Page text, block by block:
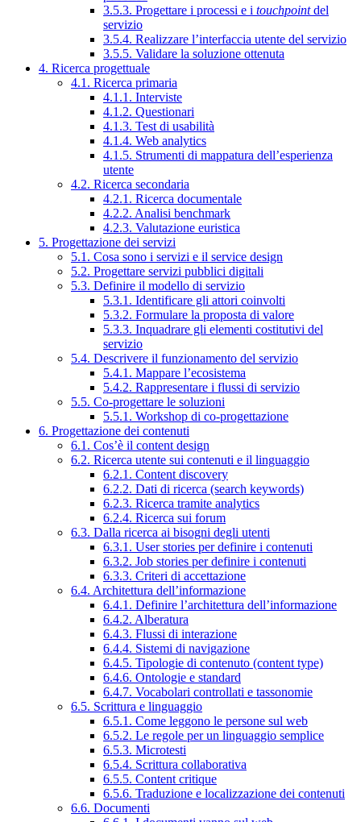
3.5.3. Progettare i processi e i touchpointdel
servizio
3.5.4. Realizzare l’interfaccia utente del servizio
3.5.5. Validare la soluzione ottenuta
4. Ricerca progettuale
4.1. Ricerca primaria
4.1.1. Interviste
4.1.2. Questionari
4.1.3. Test di usabilità
4.1.4. Web analytics
4.1.5. Strumenti di mappatura dell’esperienza
utente
4.2. Ricerca secondaria
4.2.1. Ricerca documentale
4.2.2. Analisi benchmark
4.2.3. Valutazione euristica
5. Progettazione dei servizi
5.1. Cosa sono i servizi e il service design
5.2. Progettare servizi pubblici digitali
5.3. Definire il modello di servizio
5.3.1. Identificare gli attori coinvolti
5.3.2. Formulare la proposta di valore
5.3.3. Inquadrare gli elementi costitutivi del
servizio
5.4. Descrivere il funzionamento del servizio
5.4.1. Mappare l’ecosistema
5.4.2. Rappresentare i flussi di servizio
5.5. Co-progettare le soluzioni
5.5.1. Workshop di co-progettazione
6. Progettazione dei contenuti
6.1. Cos’è il content design
6.2. Ricerca utente sui contenuti e il linguaggio
6.2.1. Content discovery
6.2.2. Dati di ricerca (search keywords)
6.2.3. Ricerca tramite analytics
6.2.4. Ricerca sui forum
6.3. Dalla ricerca ai bisogni degli utenti
6.3.1. User stories per definire i contenuti
6.3.2. Job stories per definire i contenuti
6.3.3. Criteri di accettazione
6.4. Architettura dell’informazione
6.4.1. Definire l’architettura dell’informazione
6.4.2. Alberatura
6.4.3. Flussi di interazione
6.4.4. Sistemi di navigazione
6.4.5. Tipologie di contenuto (content type)
6.4.6. Ontologie e standard
6.4.7. Vocabolari controllati e tassonomie
6.5. Scrittura e linguaggio
6.5.1. Come leggono le persone sul web
6.5.2. Le regole per un linguaggio semplice
6.5.3. Microtesti
6.5.4. Scrittura collaborativa
6.5.5. Content critique
6.5.6. Traduzione e localizzazione dei contenuti
6.6. Documenti